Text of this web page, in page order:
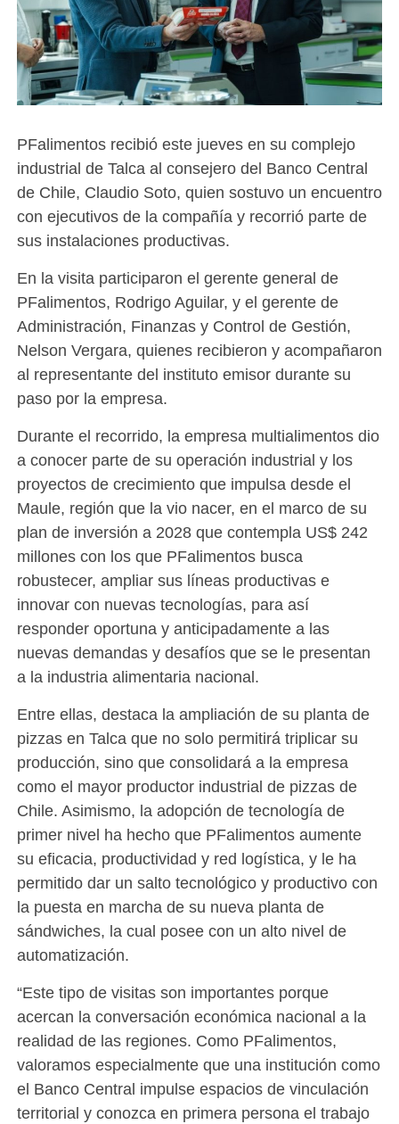
PFalimentos recibió este jueves en su complejo
industrial de Talca al consejero del Banco Central
de Chile, Claudio Soto, quien sostuvo un encuentro
con ejecutivos de la compañía y recorrió parte de
sus instalaciones productivas.
En la visita participaron el gerente general de
PFalimentos, Rodrigo Aguilar, y el gerente de
Administración, Finanzas y Control de Gestión,
Nelson Vergara, quienes recibieron y acompañaron
al representante del instituto emisor durante su
paso por la empresa.
Durante el recorrido, la empresa multialimentos dio
a conocer parte de su operación industrial y los
proyectos de crecimiento que impulsa desde el
Maule, región que la vio nacer, en el marco de su
plan de inversión a 2028 que contempla US$ 242
millones con los que PFalimentos busca
robustecer, ampliar sus líneas productivas e
innovar con nuevas tecnologías, para así
responder oportuna y anticipadamente a las
nuevas demandas y desafíos que se le presentan
a la industria alimentaria nacional.
Entre ellas, destaca la ampliación de su planta de
pizzas en Talca que no solo permitirá triplicar su
producción, sino que consolidará a la empresa
como el mayor productor industrial de pizzas de
Chile. Asimismo, la adopción de tecnología de
primer nivel ha hecho que PFalimentos aumente
su eficacia, productividad y red logística, y le ha
permitido dar un salto tecnológico y productivo con
la puesta en marcha de su nueva planta de
sándwiches, la cual posee con un alto nivel de
automatización.
“Este tipo de visitas son importantes porque
acercan la conversación económica nacional a la
realidad de las regiones. Como PFalimentos,
valoramos especialmente que una institución como
el Banco Central impulse espacios de vinculación
territorial y conozca en primera persona el trabajo